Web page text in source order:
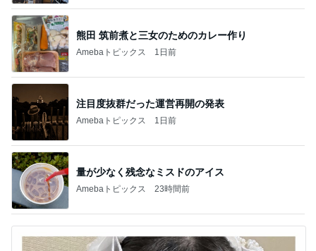
熊田 筑前煮と三女のためのカレー作り
Amebaトピックス 1日前
注目度抜群だった運営再開の発表
Amebaトピックス 1日前
量が少なく残念なミスドのアイス
Amebaトピックス 23時間前